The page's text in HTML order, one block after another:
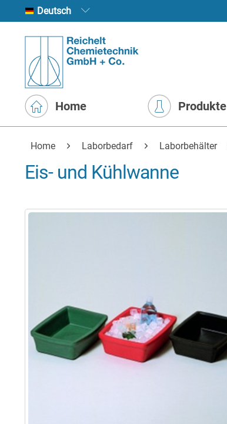
Deutsch
Home Produkte
Home Laborbedarf Laborbehälter
Eis- und Kühlwanne